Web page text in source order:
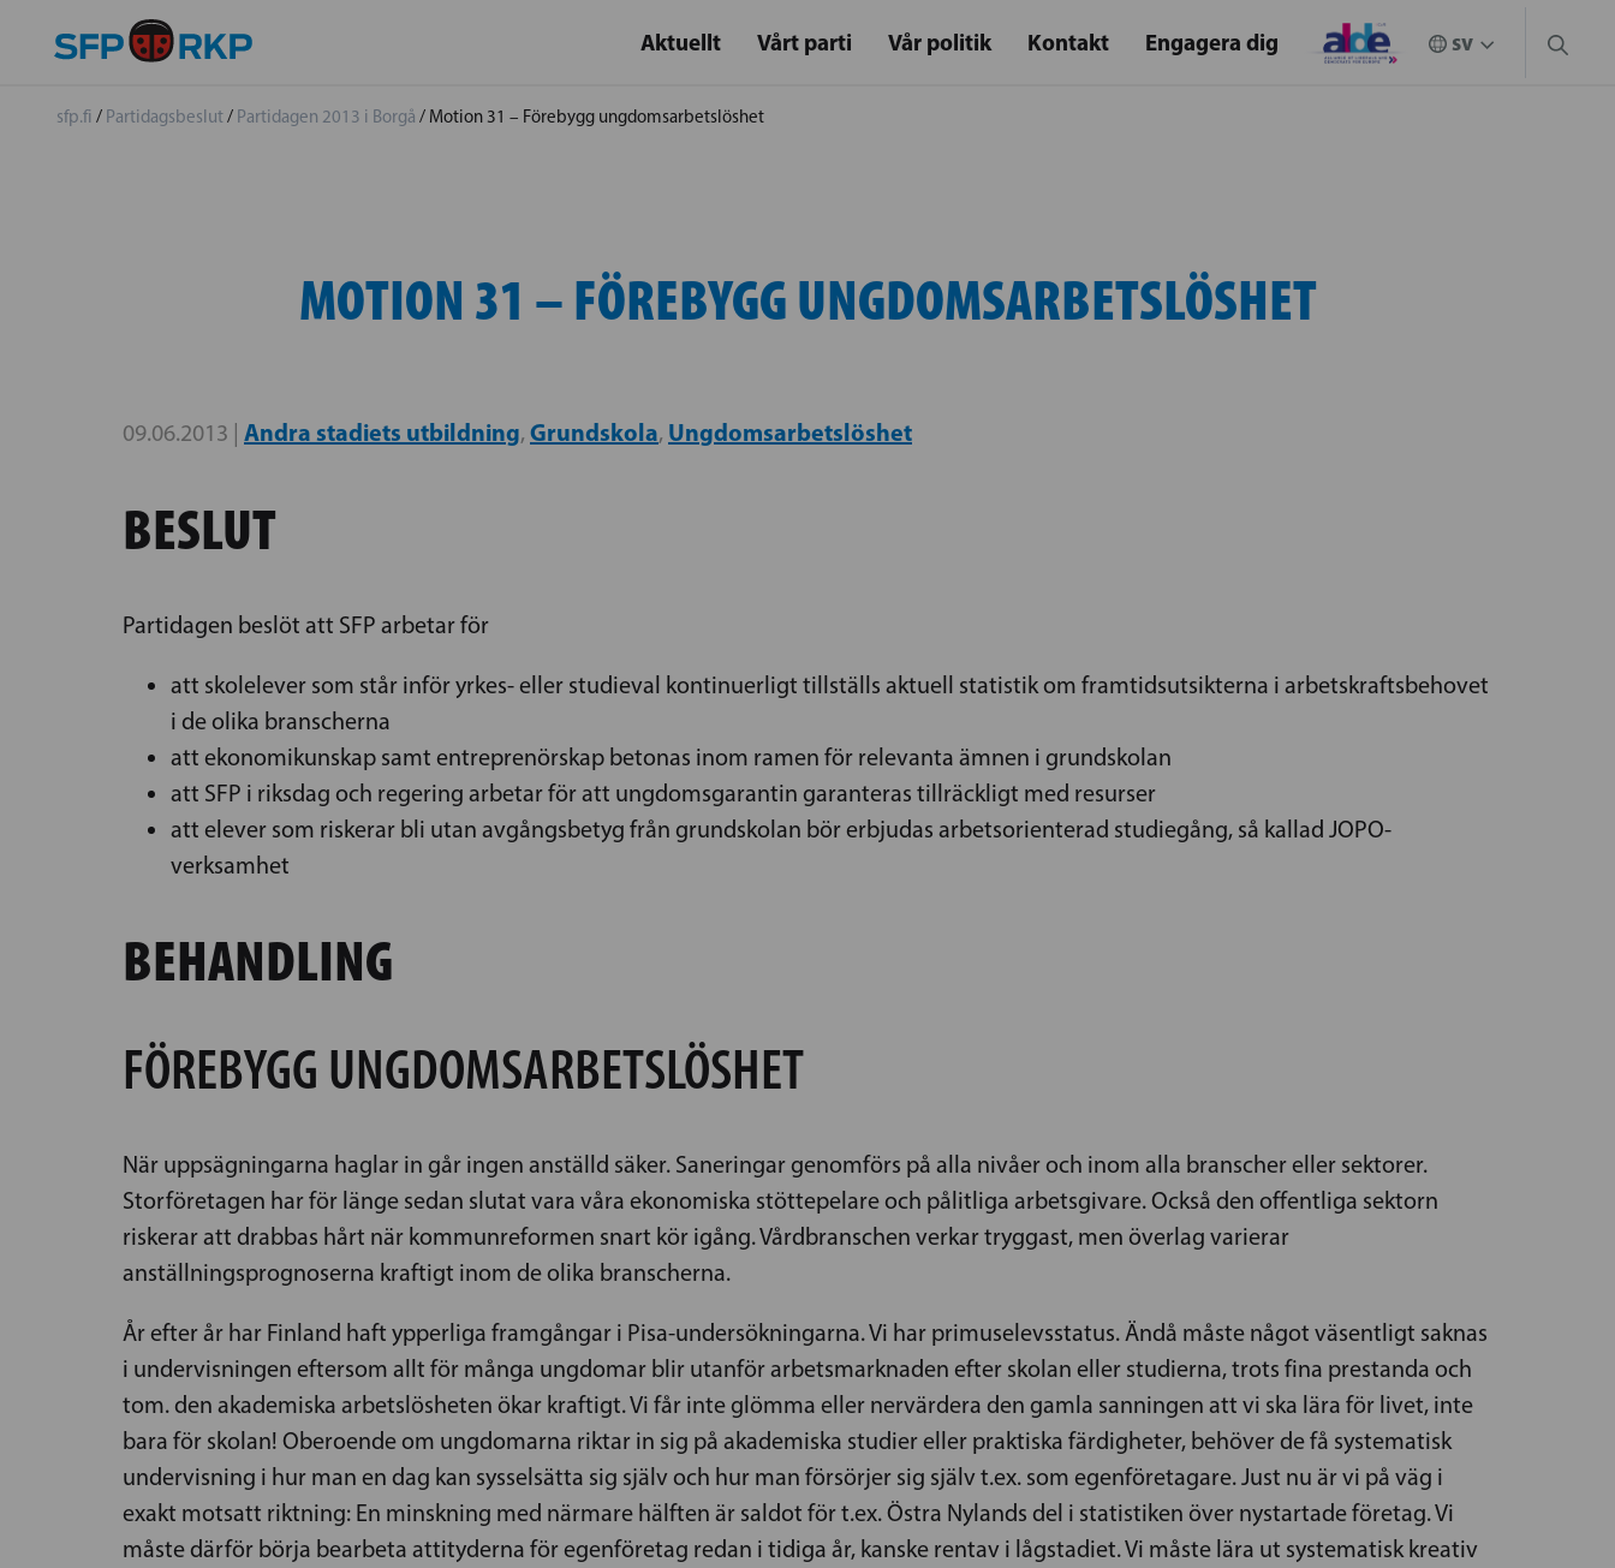
Aktuellt Vårt parti Vår politik Kontakt Engagera dig
sfp.fi / Partidagsbeslut/ Partidagen 2013 i Borgå / Motion 31 – Förebygg ungdomsarbetslöshet
MOTION 31 – FÖREBYGG UNGDOMSARBETSLÖSHET
09.06.2013 | Andra stadiets utbildning, Grundskola, Ungdomsarbetslöshet
BESLUT
Partidagen beslöt att SFP arbetar för
att skolelever som står inför yrkes- eller studieval kontinuerligt tillställs aktuell statistik om framtidsutsikterna i arbetskraftsbehovet
i de olika branscherna
att ekonomikunskap samt entreprenörskap betonas inom ramen för relevanta ämnen i grundskolan
att SFP i riksdag och regering arbetar för att ungdomsgarantin garanteras tillräckligt med resurser
att elever som riskerar bli utan avgångsbetyg från grundskolan bör erbjudas arbetsorienterad studiegång, så kallad JOPO-
verksamhet
BEHANDLING
FÖREBYGG UNGDOMSARBETSLÖSHET
När uppsägningarna haglar in går ingen anställd säker. Saneringar genomförs på alla nivåer och inom alla branscher eller sektorer.
Storföretagen har för länge sedan slutat vara våra ekonomiska stöttepelare och pålitliga arbetsgivare. Också den offentliga sektorn
riskerar att drabbas hårt när kommunreformen snart kör igång. Vårdbranschen verkar tryggast, men överlag varierar
anställningsprognoserna kraftigt inom de olika branscherna.
År efter år har Finland haft ypperliga framgångar i Pisa-undersökningarna. Vi har primuselevsstatus. Ändå måste något väsentligt saknas
i undervisningen eftersom allt för många ungdomar blir utanför arbetsmarknaden efter skolan eller studierna, trots fina prestanda och
tom. den akademiska arbetslösheten ökar kraftigt. Vi får inte glömma eller nervärdera den gamla sanningen att vi ska lära för livet, inte
bara för skolan! Oberoende om ungdomarna riktar in sig på akademiska studier eller praktiska färdigheter, behöver de få systematisk
undervisning i hur man en dag kan sysselsätta sig själv och hur man försörjer sig själv t.ex. som egenföretagare. Just nu är vi på väg i
exakt motsatt riktning: En minskning med närmare hälften är saldot för t.ex. Östra Nylands del i statistiken över nystartade företag. Vi
måste därför börja bearbeta attityderna för egenföretag redan i tidiga år, kanske rentav i lågstadiet. Vi måste lära ut systematisk kreativ